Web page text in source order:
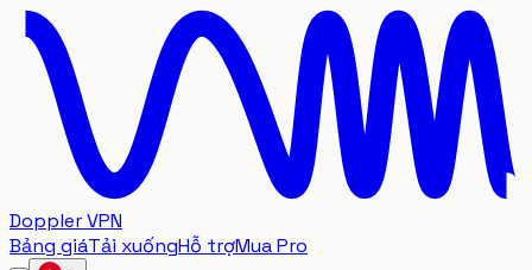
Doppler VPN
Bảng giáTải xuốngHỗ trợMua Pro